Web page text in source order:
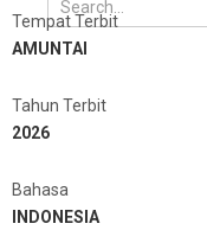
Tempat Terbit
AMUNTAI
Tahun Terbit
2026
Bahasa
INDONESIA